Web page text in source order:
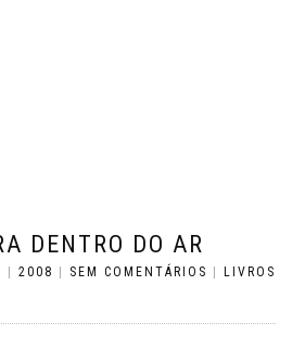
DENTRO DO AR
| 2008 | SEM COMENTÁRIOS | LIVROS